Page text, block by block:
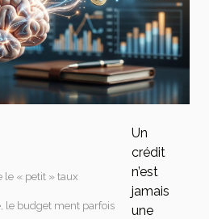
le « petit » taux
le budget ment parfois
Un
crédit
n’est
jamais
une